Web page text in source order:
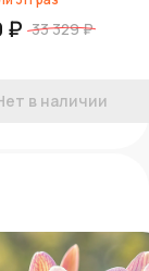
₽ 33 329 ₽
в наличии